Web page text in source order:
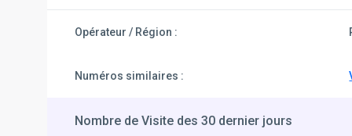
Opérateur / Région :
Numéros similaires :
Nombre de Visite des 30 dernier jours